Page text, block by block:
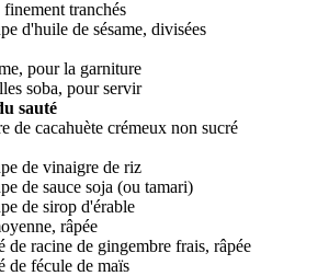
tranchés
d'huile de sésame, divisées
pour la garniture
soba, pour servir
sauté
de cacahuète crémeux non sucré
de vinaigre de riz
de sauce soja (ou tamari)
de sirop d'érable
râpée
de racine de gingembre frais, râpée
de fécule de maïs